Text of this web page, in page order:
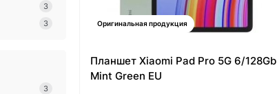
3
3
3
Оригинальная продукция
Планшет Xiaomi Pad Pro 5G 6/128Gb
Mint Green EU